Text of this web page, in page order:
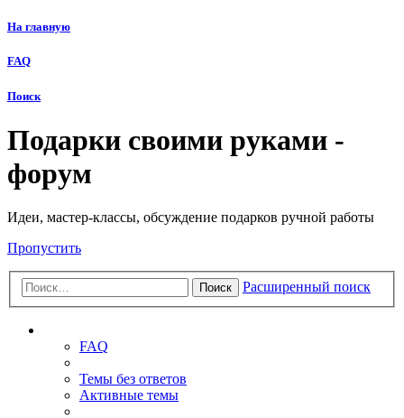
На главную
FAQ
Поиск
Подарки своими руками -
форум
Идеи, мастер-классы, обсуждение подарков ручной работы
Пропустить
Поиск Расширенный поиск
FAQ
Темы без ответов
Активные темы